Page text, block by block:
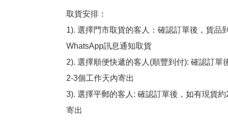
取貨安排：
1). 選擇門市取貨的客人：確認訂單後，貨品
WhatsApp訊息通知取貨
2). 選擇順便快遞的客人(順豐到付): 確認訂單
2-3個工作天內寄出
3). 選擇平郵的客人: 確認訂單後，如有現貨
寄出